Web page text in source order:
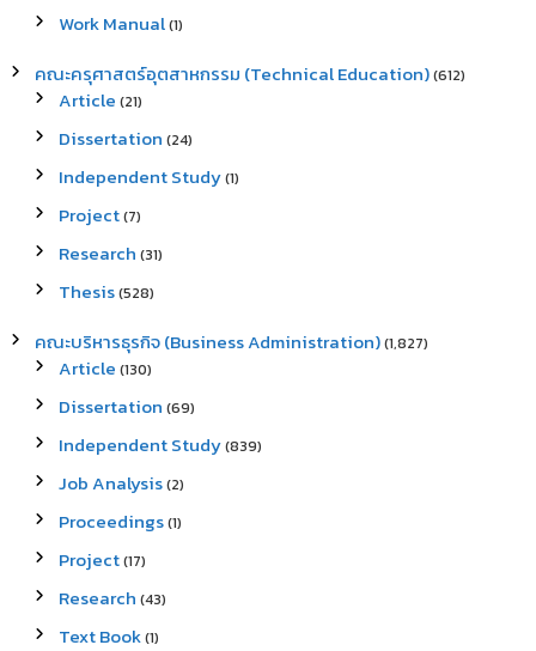
Work Manual(1)
คณะครุศาสตร์อุตสาหกรรม (Technical Education)(612)
Article (21)
Dissertation (24)
Independent Study(1)
Project(7)
Research (31)
Thesis(528)
คณะบริหารธุรกิจ (Business Administration)(1,827)
Article (130)
Dissertation (69)
Independent Study(839)
Job Analysis(2)
Proceedings(1)
Project(17)
Research (43)
Text Book(1)